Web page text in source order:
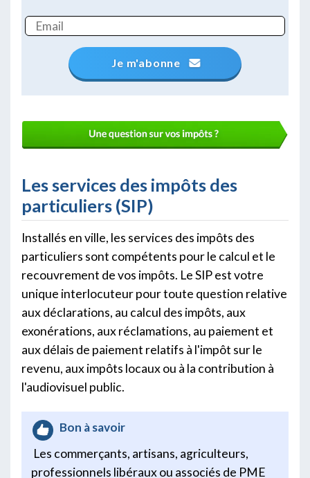
Je m'abonne
Les services des impôts des
particuliers (SIP)
Installés en ville, les services des impôts des
particuliers sont compétents pour le calcul et le
recouvrement de vos impôts. Le SIP est votre
unique interlocuteur pour toute question relative
aux déclarations, au calcul des impôts, aux
exonérations, aux réclamations, au paiement et
aux délais de paiement relatifs à l'impôt sur le
revenu, aux impôts locaux ou à la contribution à
l'audiovisuel public.
Bon à savoir
Les commerçants, artisans, agriculteurs,
professionnels libéraux ou associés de PME